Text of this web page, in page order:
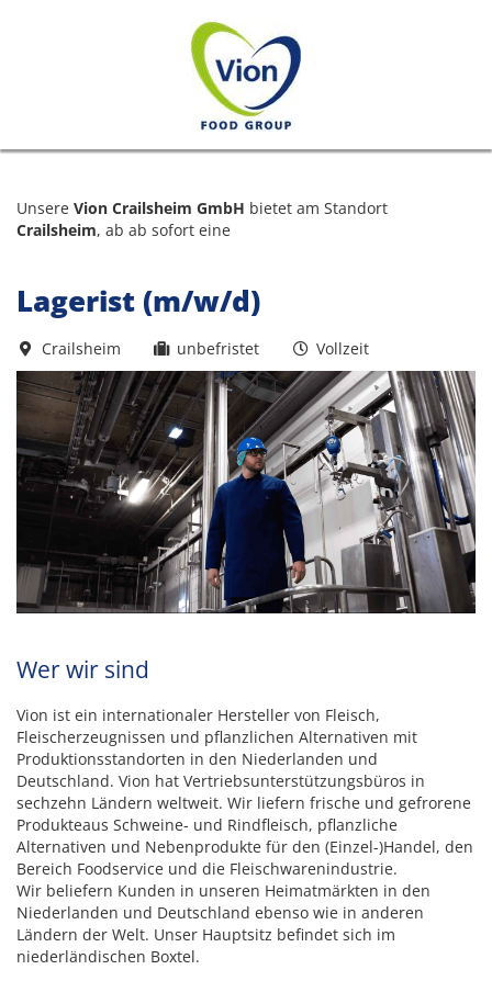
Unsere Vion Crailsheim GmbH bietet am Standort
Crailsheim, ab ab sofort eine
Lagerist (m/w/d)
Crailsheim unbefristet Vollzeit
Wer wir sind
Vion ist ein internationaler Hersteller von Fleisch,
Fleischerzeugnissen und pflanzlichen Alternativen mit
Produktionsstandorten in den Niederlanden und
Deutschland. Vion hat Vertriebsunterstützungsbüros in
sechzehn Ländern weltweit. Wir liefern frische und gefrorene
Produkteaus Schweine- und Rindfleisch, pflanzliche
Alternativen und Nebenprodukte für den (Einzel-)Handel, den
Bereich Foodservice und die Fleischwarenindustrie.
Wir beliefern Kunden in unseren Heimatmärkten in den
Niederlanden und Deutschland ebenso wie in anderen
Ländern der Welt. Unser Hauptsitz befindet sich im
niederländischen Boxtel.